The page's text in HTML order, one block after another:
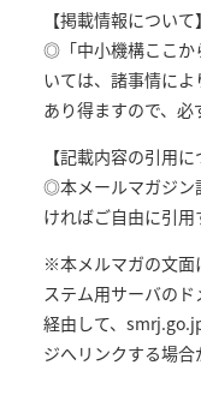
【掲載情報について】
◎「中小機構ここか
いては、諸事情に
あり得ますので、必
【記載内容の引用に
◎本メールマガジン
ければご自由に引用
※本メルマガの文面
ステム用サーバの
経由して、
ジへリンクする場合